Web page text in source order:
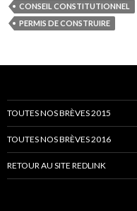
CONSEIL CONSTITUTIONNEL
PERMIS DE CONSTRUIRE
TOUTES NOS BRÈVES 2015
TOUTES NOS BRÈVES 2016
RETOUR AU SITE REDLINK